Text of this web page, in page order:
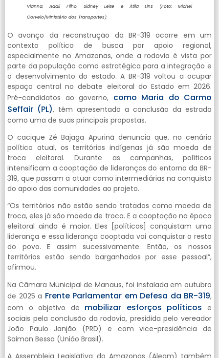
Vianna, Adail Filho, Sidney Leite e Átila Lins (Foto: Michel
Corvelo/Ministério dos Transportes).
O avanço da reconstrução da BR-319 ocorre em um
contexto político de busca por apoio regional,
especialmente no Amazonas, onde a rodovia é vista por
parte da população como estratégica para a integração e
o desenvolvimento do estado. A BR-319 voltou a ocupar
espaço central no debate eleitoral do Estado em 2026.
Pré-candidatos ao governo, como Maria do Carmo
Seffair (PL), têm apresentado a conclusão da estrada
como uma de suas principais propostas.
O cacique Zé Bajaga Apurinã denuncia que, no cenário
político atual, os territórios indígenas já são moeda de
troca eleitoral. Durante as campanhas, políticos
intensificam a cooptação de lideranças do entorno da BR-
319, que passam a atuar como intermediárias na conquista
do apoio das comunidades ao projeto.
“Os territórios não estão sendo tratados como moeda de
troca, eles já são moeda de troca. E a cooptação na época
eleitoral ainda é maior. Eles [políticos] conquistam uma
liderança e essa liderança cooptada vai conquistar o resto
do povo. E assim sucessivamente. Então, os nossos
territórios estão sendo barganhados por esse pessoal”,
afirmou.
Na Câmara Municipal de Manaus, foi instalada em outubro
de 2025 a Frente Parlamentar em Defesa da BR-319,
com o objetivo de mobilizar esforços políticose
sociais pela conclusão da rodovia, presidida pelo vereador
João Paulo Janjão (PRD) e com vice-presidência de
Saimon Bessa (União Brasil).